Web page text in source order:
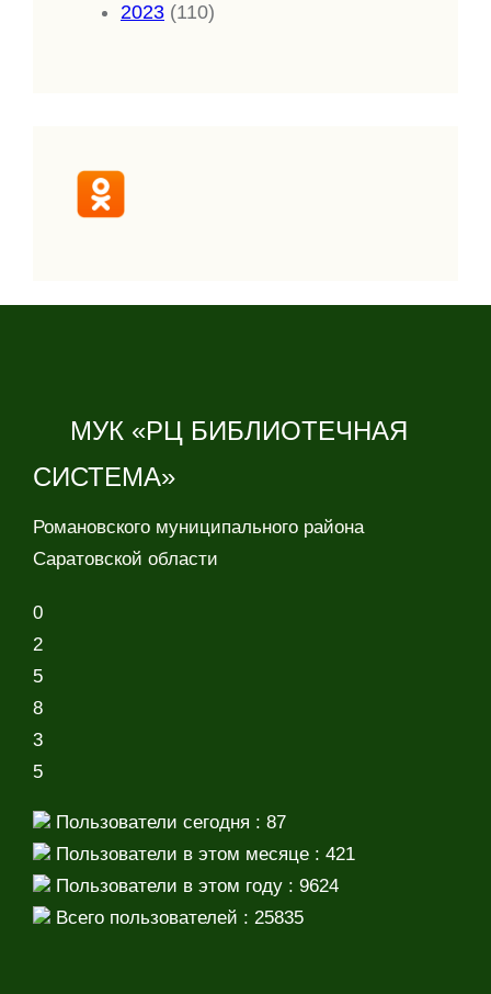
2023 (110)
МУК «РЦ БИБЛИОТЕЧНАЯ
СИСТЕМА»
Романовского муниципального района
Саратовской области
0
2
5
8
3
5
Пользователи сегодня : 87
Пользователи в этом месяце : 421
Пользователи в этом году : 9624
Всего пользователей : 25835